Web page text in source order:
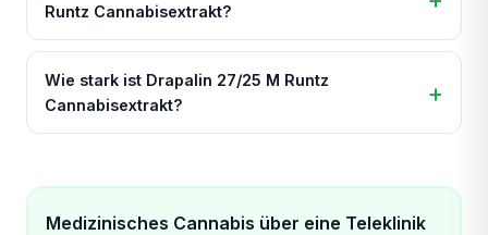
Runtz Cannabisextrakt?
Wie stark ist Drapalin 27/25 M Runtz
Cannabisextrakt?
Medizinisches Cannabis über eine Teleklinik